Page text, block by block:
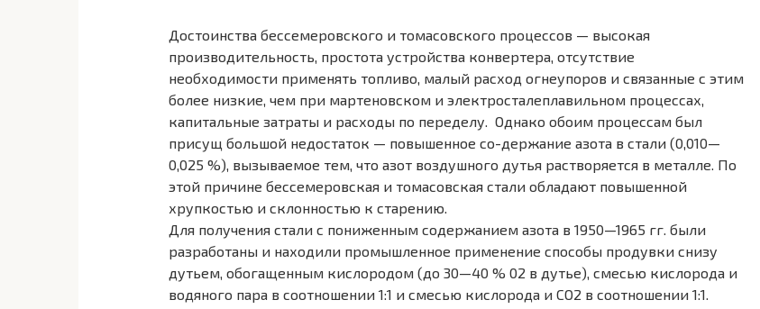
Достоинства бессемеровского и томасовского процессов — высокая
производительность, простота устройства конвертера, отсутствие
необходимости применять топливо, малый расход огнеупоров и связанные с этим
более низкие, чем при мартеновском и электросталеплавильном процессах,
капитальные затраты и расходы по переделу. Однако обоим процессам был
присущ большой недостаток — повышенное со-держание азота в стали (0,010—
0,025 %), вызываемое тем, что азот воздушного дутья растворяется в металле. По
этой причине бессемеровская и томасовская стали обладают повышенной
хрупкостью и склонностью к старению.
Для получения стали с пониженным содержанием азота в 1950—1965 гг. были
разработаны и находили промышленное применение способы продувки снизу
дутьем, обогащенным кислородом (до 30—40 % 02 в дутье), смесью кислорода и
водяного пара в соотношении 1:1 и смесью кислорода и СO2 в соотношении 1:1.